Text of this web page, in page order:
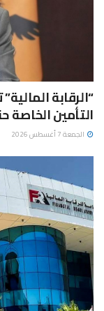
“الرقابة
التأمين الخاصة
الجمعة 7 أغسطس 2026